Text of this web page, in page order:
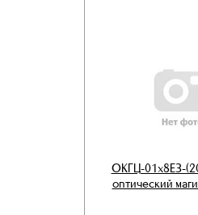
ОКГЦ-01х8ЕЗ-
оптический